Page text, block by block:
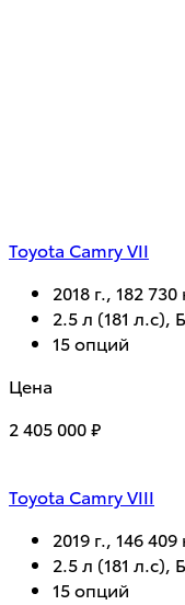
Toyota Camry VII
2018 г., 182
2.5 л (181 л.с),
15 опций
Цена
2 405 000 ₽
Toyota Camry VIII
2019 г., 146
2.5 л (181 л.с),
15 опций